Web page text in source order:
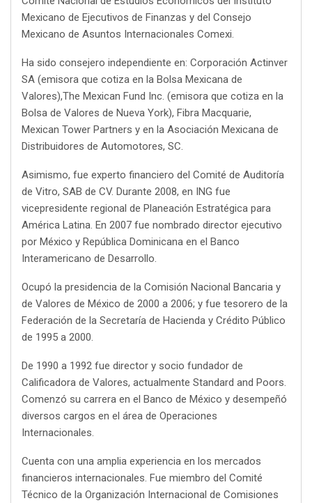
Mexicano de Ejecutivos de Finanzas y del Consejo
Mexicano de Asuntos Internacionales Comexi.
Ha sido consejero independiente en: Corporación Actinver
SA (emisora que cotiza en la Bolsa Mexicana de
Valores),The Mexican Fund Inc. (emisora que cotiza en la
Bolsa de Valores de Nueva York), Fibra Macquarie,
Mexican Tower Partners y en la Asociación Mexicana de
Distribuidores de Automotores, SC.
Asimismo, fue experto financiero del Comité de Auditoría
de Vitro, SAB de CV. Durante 2008, en ING fue
vicepresidente regional de Planeación Estratégica para
América Latina. En 2007 fue nombrado director ejecutivo
por México y República Dominicana en el Banco
Interamericano de Desarrollo.
Ocupó la presidencia de la Comisión Nacional Bancaria y
de Valores de México de 2000 a 2006; y fue tesorero de la
Federación de la Secretaría de Hacienda y Crédito Público
de 1995 a 2000.
De 1990 a 1992 fue director y socio fundador de
Calificadora de Valores, actualmente Standard and Poors.
Comenzó su carrera en el Banco de México y desempeñó
diversos cargos en el área de Operaciones
Internacionales.
Cuenta con una amplia experiencia en los mercados
financieros internacionales. Fue miembro del Comité
Técnico de la Organización Internacional de Comisiones